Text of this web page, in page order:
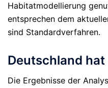
Habitatmodellierung
entsprechen dem
sind Standardverfahren.
Deutschland
Die Ergebnisse der